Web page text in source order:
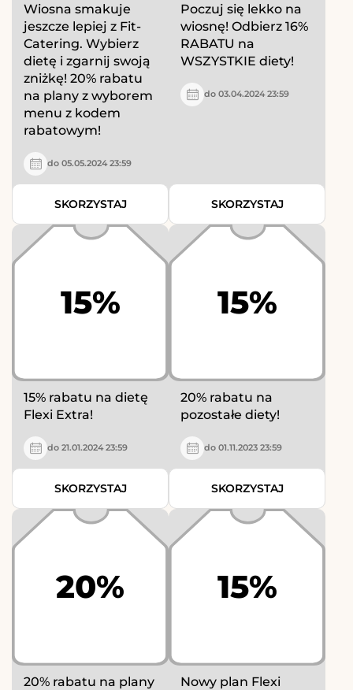
Wiosna smakuje
jeszcze lepiej z Fit-
Catering. Wybierz
dietę i zgarnij swoją
zniżkę! 20% rabatu
na plany z wyborem
menu z kodem
rabatowym!
do 05.05.2024 23:59
SKORZYSTAJ
Poczuj się lekko na
wiosnę! Odbierz 16%
RABATU na
WSZYSTKIE diety!
do 03.04.2024 23:59
SKORZYSTAJ
15%
15% rabatu na dietę
Flexi Extra!
do 21.01.2024 23:59
SKORZYSTAJ
15%
20% rabatu na
pozostałe diety!
do 01.11.2023 23:59
SKORZYSTAJ
20%
20% rabatu na plany
15%
Nowy plan Flexi